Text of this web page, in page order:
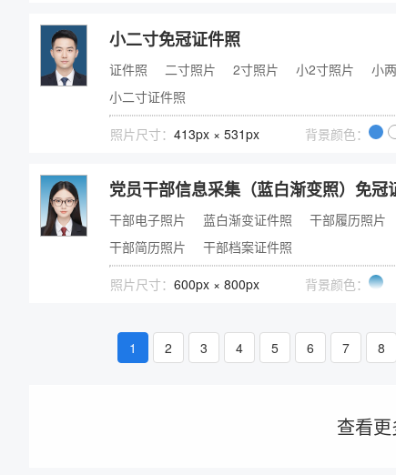
小二寸免冠证件照
证件照 二寸照片 2寸照片 小2寸照片 小
小二寸证件照
照片尺寸： 413px × 531px 背景颜色：
党员干部信息采集（蓝白渐变照）免冠
干部电子照片 蓝白渐变证件照 干部履历照片
干部简历照片
干部档案证件照
照片尺寸： 600px × 800px 背景颜色：
1 2 3 4 5 6 7 8
查看